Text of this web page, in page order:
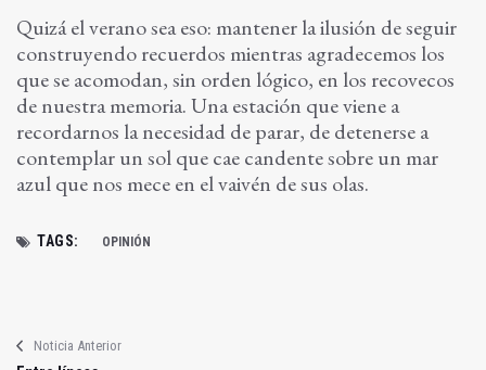
Quizá el verano sea eso: mantener la ilusión de seguir
construyendo recuerdos mientras agradecemos los
que se acomodan, sin orden lógico, en los recovecos
de nuestra memoria. Una estación que viene a
recordarnos la necesidad de parar, de detenerse a
contemplar un sol que cae candente sobre un mar
azul que nos mece en el vaivén de sus olas.
TAGS: OPINIÓN
Noticia Anterior